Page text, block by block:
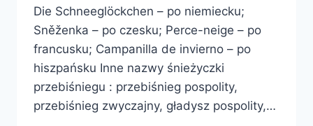
Die Schneeglöckchen – po niemiecku;
Sněženka – po czesku; Perce-neige – po
francusku; Campanilla de invierno – po
hiszpańsku Inne nazwy śnieżyczki
przebiśniegu : przebiśnieg pospolity,
przebiśnieg zwyczajny, gładysz pospolity,…